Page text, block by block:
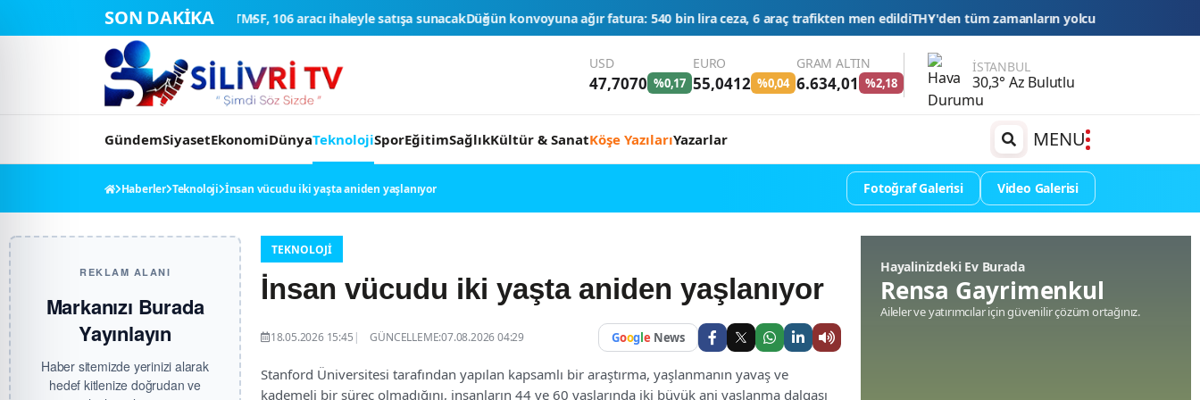
SON DAKİKA
TMSF, 106 aracı ihaleyle satışa sunacakDüğün konvoyuna ağır fatura: 540 bin lira ceza, 6 araç trafikten men edildiTHY'den tüm zamanların yolcu ve uçuş rekoruEsnaf kredilerinde limit ve
USD
47,7070 %0,17
EURO
55,0412 %0,04
GRAM ALTIN
6.634,01 %2,18
İSTANBUL
30,3° Az Bulutlu
GündemSiyasetEkonomiDünyaTeknolojiSporEğitimSağlıkKültür & SanatKöşe YazılarıYazarlar MENU
Haberler Teknoloji İnsan vücudu iki yaşta aniden yaşlanıyor Fotoğraf Galerisi Video Galerisi
REKLAM ALANI
Markanızı Burada
Yayınlayın
Haber sitemizde yerinizi alarak
hedef kitlenize doğrudan ve
TEKNOLOJI
İnsan vücudu iki yaşta aniden yaşlanıyor
18.05.2026 15:45 GÜNCELLEME:07.08.2026 04:29 Google News
Stanford Üniversitesi tarafından yapılan kapsamlı bir araştırma, yaşlanmanın yavaş ve
kademeli bir süreç olmadığını, insanların 44 ve 60 yaşlarında iki büyük ani yaşlanma dalgası
Hayalinizdeki Ev Burada
Rensa Gayrimenkul
Aileler ve yatırımcılar için güvenilir çözüm ortağınız.